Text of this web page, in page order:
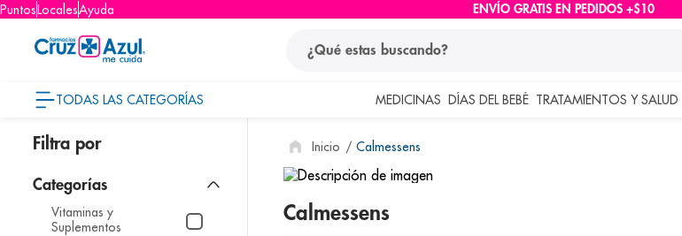
PuntosLocalesAyuda ENVÍO GRATIS EN PEDIDOS +$10
TODAS LAS CATEGORÍAS MEDICINAS DÍAS DEL BEBÉ TRATAMIENTOS Y SALUD
Vitaminas y
Suplementos
Calmessens
Calmessens
términos más buscados
1. protector solar
2. pañales
3. eucerin